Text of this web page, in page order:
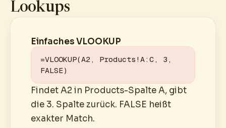
Lookups
Einfaches VLOOKUP
=VLOOKUP(A2, Products!A:C, 3,
FALSE)
Findet A2 in Products-Spalte A, gibt
die 3. Spalte zurück. FALSE heißt
exakter Match.